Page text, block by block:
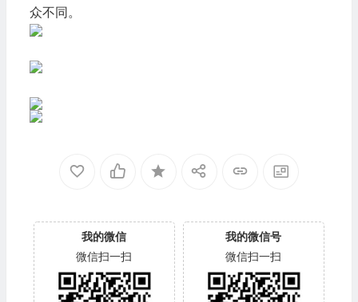
众不同。
我的微信
微信扫一扫
我的微信号
微信扫一扫